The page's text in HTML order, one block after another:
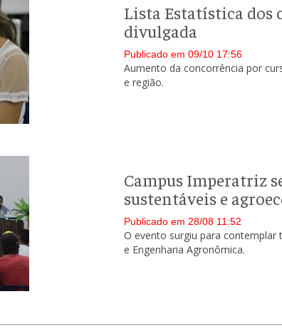
Lista Estatística dos
divulgada
Publicado em 09/10 17:56
Aumento da concorrência por
e região.
Campus Imperatriz
sustentáveis e
Publicado em 28/08 11:52
O evento surgiu para contemplar
e Engenharia Agronômica.